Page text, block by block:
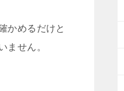
かめるだけと
ません。